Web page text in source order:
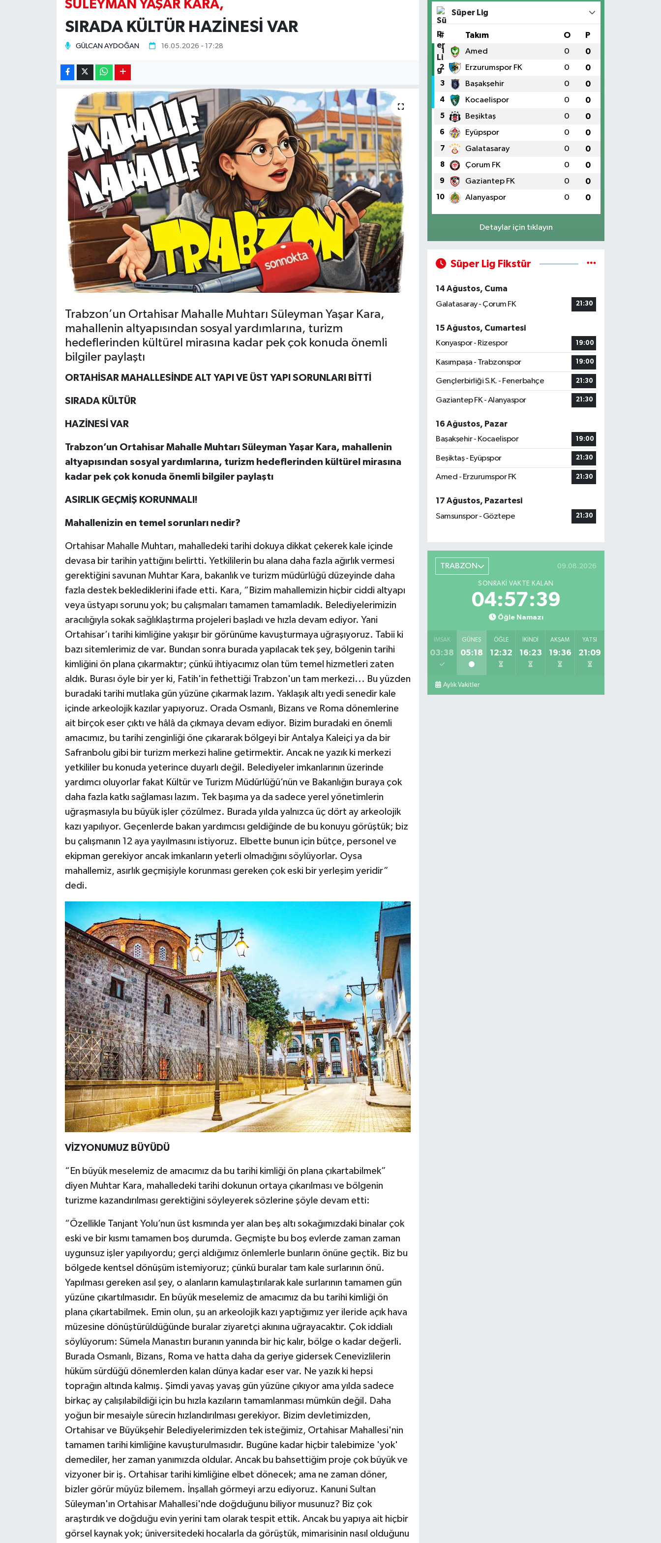
SÜLEYMAN YAŞAR KARA,
SIRADA KÜLTÜR HAZİNESİ VAR
GÜLCAN AYDOĞAN 16.05.2026 - 17:28
Trabzon’un Ortahisar Mahalle Muhtarı Süleyman Yaşar Kara,
mahallenin altyapısından sosyal yardımlarına, turizm
hedeflerinden kültürel mirasına kadar pek çok konuda önemli
bilgiler paylaştı
ORTAHİSAR MAHALLESİNDE ALT YAPI VE ÜST YAPI SORUNLARI BİTTİ
SIRADA KÜLTÜR
HAZİNESİ VAR
Trabzon’un Ortahisar Mahalle Muhtarı Süleyman Yaşar Kara, mahallenin
altyapısından sosyal yardımlarına, turizm hedeflerinden kültürel mirasına
kadar pek çok konuda önemli bilgiler paylaştı
ASIRLIK GEÇMİŞ KORUNMALI!
Mahallenizin en temel sorunları nedir?
Ortahisar Mahalle Muhtarı, mahalledeki tarihi dokuya dikkat çekerek kale içinde
devasa bir tarihin yattığını belirtti. Yetkililerin bu alana daha fazla ağırlık vermesi
gerektiğini savunan Muhtar Kara, bakanlık ve turizm müdürlüğü düzeyinde daha
fazla destek beklediklerini ifade etti. Kara, “Bizim mahallemizin hiçbir ciddi altyapı
veya üstyapı sorunu yok; bu çalışmaları tamamen tamamladık. Belediyelerimizin
aracılığıyla sokak sağlıklaştırma projeleri başladı ve hızla devam ediyor. Yani
Ortahisar’ı tarihi kimliğine yakışır bir görünüme kavuşturmaya uğraşıyoruz. Tabii ki
bazı sitemlerimiz de var. Bundan sonra burada yapılacak tek şey, bölgenin tarihi
kimliğini ön plana çıkarmaktır; çünkü ihtiyacımız olan tüm temel hizmetleri zaten
aldık. Burası öyle bir yer ki, Fatih'in fethettiği Trabzon'un tam merkezi... Bu yüzden
buradaki tarihi mutlaka gün yüzüne çıkarmak lazım. Yaklaşık altı yedi senedir kale
içinde arkeolojik kazılar yapıyoruz. Orada Osmanlı, Bizans ve Roma dönemlerine
ait birçok eser çıktı ve hâlâ da çıkmaya devam ediyor. Bizim buradaki en önemli
amacımız, bu tarihi zenginliği öne çıkararak bölgeyi bir Antalya Kaleiçi ya da bir
Safranbolu gibi bir turizm merkezi haline getirmektir. Ancak ne yazık ki merkezi
yetkililer bu konuda yeterince duyarlı değil. Belediyeler imkanlarının üzerinde
yardımcı oluyorlar fakat Kültür ve Turizm Müdürlüğü’nün ve Bakanlığın buraya çok
daha fazla katkı sağlaması lazım. Tek başıma ya da sadece yerel yönetimlerin
uğraşmasıyla bu büyük işler çözülmez. Burada yılda yalnızca üç dört ay arkeolojik
kazı yapılıyor. Geçenlerde bakan yardımcısı geldiğinde de bu konuyu görüştük; biz
bu çalışmanın 12 aya yayılmasını istiyoruz. Elbette bunun için bütçe, personel ve
ekipman gerekiyor ancak imkanların yeterli olmadığını söylüyorlar. Oysa
mahallemiz, asırlık geçmişiyle korunması gereken çok eski bir yerleşim yeridir”
dedi.
VİZYONUMUZ BÜYÜDÜ
“En büyük meselemiz de amacımız da bu tarihi kimliği ön plana çıkartabilmek”
diyen Muhtar Kara, mahalledeki tarihi dokunun ortaya çıkarılması ve bölgenin
turizme kazandırılması gerektiğini söyleyerek sözlerine şöyle devam etti:
“Özellikle Tanjant Yolu’nun üst kısmında yer alan beş altı sokağımızdaki binalar çok
eski ve bir kısmı tamamen boş durumda. Geçmişte bu boş evlerde zaman zaman
uygunsuz işler yapılıyordu; gerçi aldığımız önlemlerle bunların önüne geçtik. Biz bu
bölgede kentsel dönüşüm istemiyoruz; çünkü buralar tam kale surlarının önü.
Yapılması gereken asıl şey, o alanların kamulaştırılarak kale surlarının tamamen gün
yüzüne çıkartılmasıdır. En büyük meselemiz de amacımız da bu tarihi kimliği ön
plana çıkartabilmek. Emin olun, şu an arkeolojik kazı yaptığımız yer ileride açık hava
müzesine dönüştürüldüğünde buralar ziyaretçi akınına uğrayacaktır. Çok iddialı
söylüyorum: Sümela Manastırı buranın yanında bir hiç kalır, bölge o kadar değerli.
Burada Osmanlı, Bizans, Roma ve hatta daha da geriye gidersek Cenevizlilerin
hüküm sürdüğü dönemlerden kalan dünya kadar eser var. Ne yazık ki hepsi
toprağın altında kalmış. Şimdi yavaş yavaş gün yüzüne çıkıyor ama yılda sadece
birkaç ay çalışılabildiği için bu hızla kazıların tamamlanması mümkün değil. Daha
yoğun bir mesaiyle sürecin hızlandırılması gerekiyor. Bizim devletimizden,
Ortahisar ve Büyükşehir Belediyelerimizden tek isteğimiz, Ortahisar Mahallesi'nin
tamamen tarihi kimliğine kavuşturulmasıdır. Bugüne kadar hiçbir talebimize 'yok'
demediler, her zaman yanımızda oldular. Ancak bu bahsettiğim proje çok büyük ve
vizyoner bir iş. Ortahisar tarihi kimliğine elbet dönecek; ama ne zaman döner,
bizler görür müyüz bilemem. İnşallah görmeyi arzu ediyoruz. Kanuni Sultan
Süleyman'ın Ortahisar Mahallesi'nde doğduğunu biliyor musunuz? Biz çok
araştırdık ve doğduğu evin yerini tam olarak tespit ettik. Ancak bu yapıya ait hiçbir
görsel kaynak yok; üniversitedeki hocalarla da görüştük, mimarisinin nasıl olduğunu
Süper Lig
# Takım O P
1 Amed 0 0
2 Erzurumspor FK 0 0
3 Başakşehir 0 0
4 Kocaelispor 0 0
5 Beşiktaş 0 0
6 Eyüpspor 0 0
7 Galatasaray 0 0
8 Çorum FK 0 0
9 Gaziantep FK 0 0
10 Alanyaspor 0 0
Detaylar için tıklayın
Süper Lig Fikstür
14 Ağustos, Cuma
Galatasaray - Çorum FK
21:30
15 Ağustos, Cumartesi
Konyaspor - Rizespor
19:00
Kasımpaşa - Trabzonspor 19:00
Gençlerbirliği S.K. - Fenerbahçe 21:30
Gaziantep FK - Alanyaspor 21:30
16 Ağustos, Pazar
Başakşehir - Kocaelispor
19:00
Beşiktaş - Eyüpspor 21:30
Amed - Erzurumspor FK 21:30
17 Ağustos, Pazartesi
Samsunspor - Göztepe
21:30
TRABZON 09.08.2026
SONRAKI VAKTE KALAN
04:57:38
Öğle Namazı
İMSAK
03:38
GÜNEŞ
05:18
ÖĞLE
12:32
İKINDI
16:23
AKŞAM
19:36
YATSI
21:09
Aylık Vakitler
TRABZON
TRABZONSPOR